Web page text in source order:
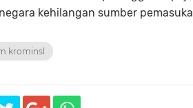
kehilangan sumber
krominsl